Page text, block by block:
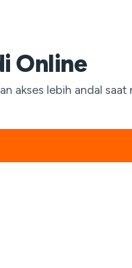
Online
akses lebih andal